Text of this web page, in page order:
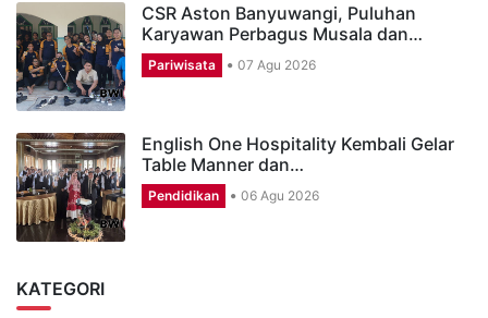
CSR Aston Banyuwangi, Puluhan
Karyawan Perbagus Musala dan…
Pariwisata 07 Agu 2026
English One Hospitality Kembali Gelar
Table Manner dan…
Pendidikan 06 Agu 2026
KATEGORI